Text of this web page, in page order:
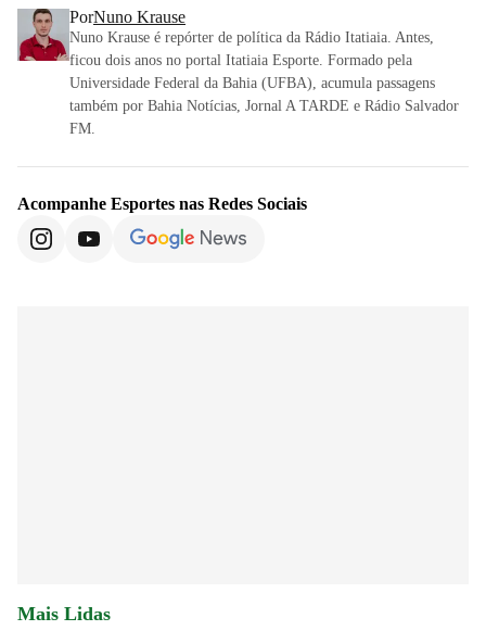
PorNuno Krause
Nuno Krause é repórter de política da Rádio Itatiaia. Antes,
ficou dois anos no portal Itatiaia Esporte. Formado pela
Universidade Federal da Bahia (UFBA), acumula passagens
também por Bahia Notícias, Jornal A TARDE e Rádio Salvador
FM.
Acompanhe Esportes nas Redes Sociais
Mais Lidas